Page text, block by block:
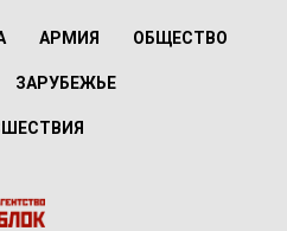
АРМИЯ ОБЩЕСТВО
ЗАРУБЕЖЬЕ